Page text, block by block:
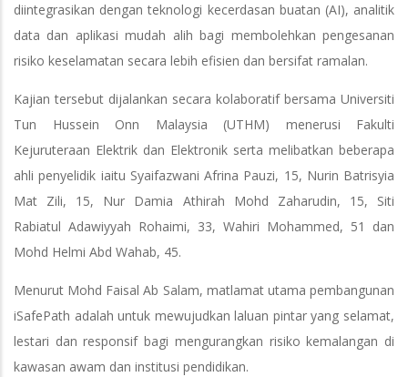
diintegrasikan dengan teknologi kecerdasan buatan (AI), analitik
data dan aplikasi mudah alih bagi membolehkan pengesanan
risiko keselamatan secara lebih efisien dan bersifat ramalan.
Kajian tersebut dijalankan secara kolaboratif bersama Universiti
Tun Hussein Onn Malaysia (UTHM) menerusi Fakulti
Kejuruteraan Elektrik dan Elektronik serta melibatkan beberapa
ahli penyelidik iaitu Syaifazwani Afrina Pauzi, 15, Nurin Batrisyia
Mat Zili, 15, Nur Damia Athirah Mohd Zaharudin, 15, Siti
Rabiatul Adawiyyah Rohaimi, 33, Wahiri Mohammed, 51 dan
Mohd Helmi Abd Wahab, 45.
Menurut Mohd Faisal Ab Salam, matlamat utama pembangunan
iSafePath adalah untuk mewujudkan laluan pintar yang selamat,
lestari dan responsif bagi mengurangkan risiko kemalangan di
kawasan awam dan institusi pendidikan.